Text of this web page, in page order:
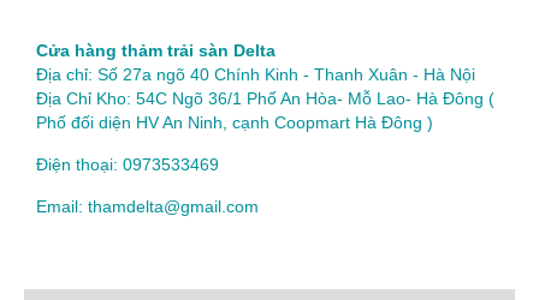
Cửa hàng thảm trải sàn Delta
Địa chỉ: Số 27a ngõ 40 Chính Kinh - Thanh Xuân - Hà Nội
Địa Chỉ Kho: 54C Ngõ 36/1 Phố An Hòa- Mỗ Lao- Hà Đông (
Phố đối diện HV An Ninh, cạnh Coopmart Hà Đông )
Điện thoại: 0973533469
Email: thamdelta@gmail.com